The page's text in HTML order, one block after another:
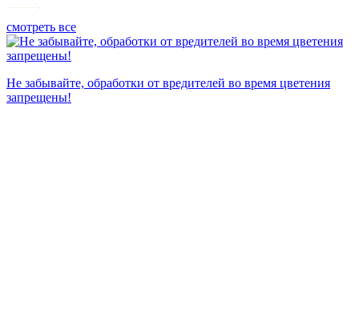
смотреть все
Не забывайте, обработки от вредителей во время цветения
запрещены!